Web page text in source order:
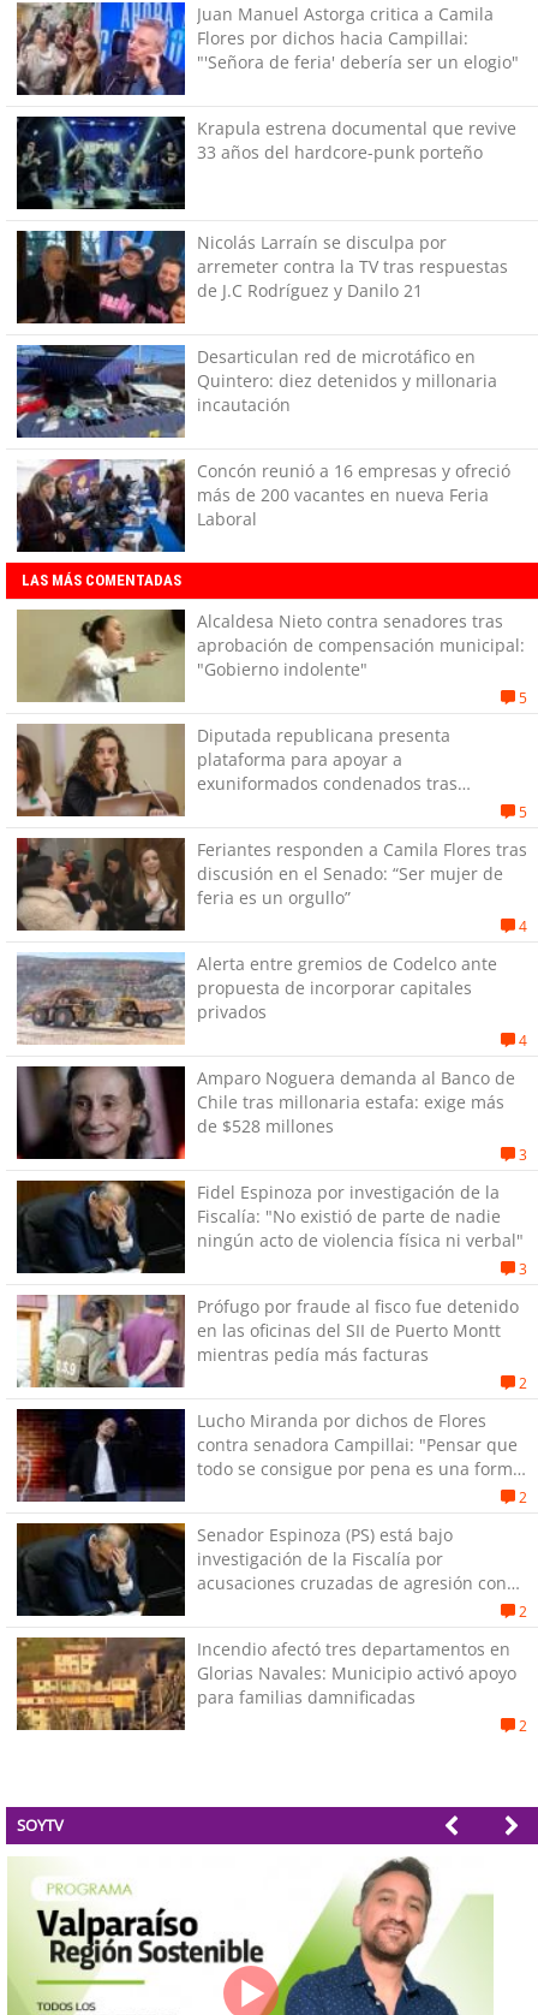
Juan Manuel Astorga critica a Camila
Flores por dichos hacia Campillai:
"'Señora de feria' debería ser un elogio"
Krapula estrena documental que revive
33 años del hardcore-punk porteño
Nicolás Larraín se disculpa por
arremeter contra la TV tras respuestas
de J.C Rodríguez y Danilo 21
Desarticulan red de microtáfico en
Quintero: diez detenidos y millonaria
incautación
Concón reunió a 16 empresas y ofreció
más de 200 vacantes en nueva Feria
Laboral
LAS MÁS COMENTADAS
Alcaldesa Nieto contra senadores tras
aprobación de compensación municipal:
"Gobierno indolente"
5
Diputada republicana presenta
plataforma para apoyar a
exuniformados condenados tras
5
Feriantes responden a Camila Flores tras
discusión en el Senado: “Ser mujer de
feria es un orgullo”
4
Alerta entre gremios de Codelco ante
propuesta de incorporar capitales
privados
4
Amparo Noguera demanda al Banco de
Chile tras millonaria estafa: exige más
de $528 millones
3
Fidel Espinoza por investigación de la
Fiscalía: "No existió de parte de nadie
ningún acto de violencia física ni verbal"
3
Prófugo por fraude al fisco fue detenido
en las oficinas del SII de Puerto Montt
mientras pedía más facturas
2
Lucho Miranda por dichos de Flores
contra senadora Campillai: "Pensar que
todo se consigue por pena es una forma
2
Senador Espinoza (PS) está bajo
investigación de la Fiscalía por
acusaciones cruzadas de agresión con
2
Incendio afectó tres departamentos en
Glorias Navales: Municipio activó apoyo
para familias damnificadas
2
SOYTV